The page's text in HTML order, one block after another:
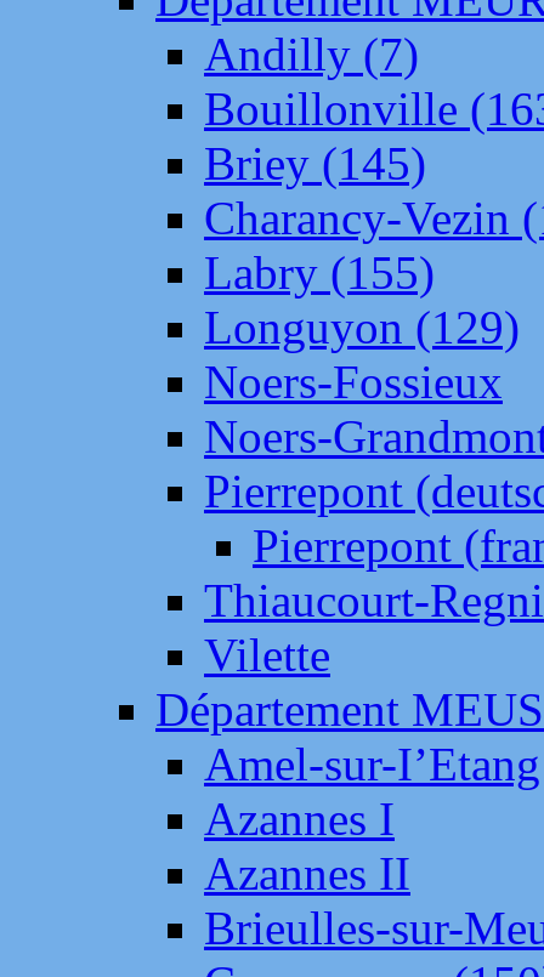
Andilly (7)
Bouillonville
Briey (145)
Charancy-Vezin
Labry (155)
Longuyon (129)
Noers-Fossieux
Noers-
Pierrepont
Pierrepont
Thiaucourt-
Vilette
Département
Amel-sur-
Azannes I
Azannes II
Brieulles-sur-